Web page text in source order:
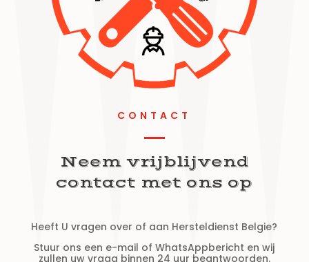
CONTACT
Neem vrijblijvend
contact met ons op
Heeft U vragen over of aan Hersteldienst Belgie?
Stuur ons een e-mail of WhatsAppbericht en wij
zullen uw vraag binnen 24 uur beantwoorden.